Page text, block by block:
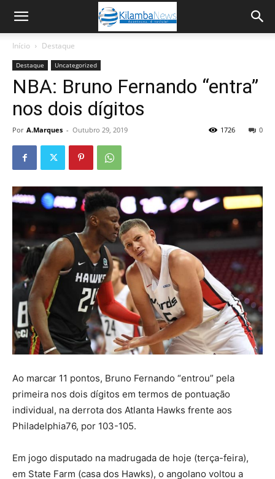
Início Destaque
Destaque Uncategorized
NBA: Bruno Fernando “entra”
nos dois dígitos
Por A.Marques - Outubro 29, 2019 0
1726
Ao marcar 11 pontos, Bruno Fernando “entrou” pela
primeira nos dois dígitos em termos de pontuação
individual, na derrota dos Atlanta Hawks frente aos
Philadelphia76, por 103-105.
Em jogo disputado na madrugada de hoje (terça-feira),
em State Farm (casa dos Hawks), o angolano voltou a